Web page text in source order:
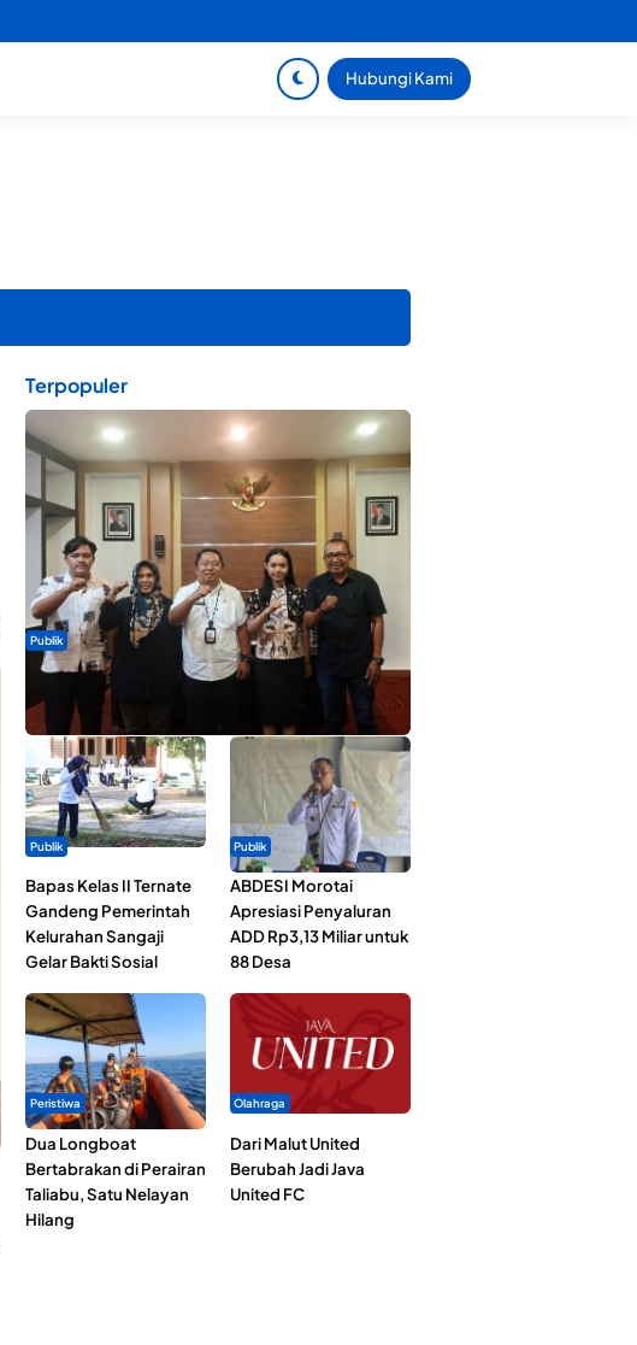
Hubungi Kami
Terpopuler
Publik
Dua Talenta Muda Ternate Wakili Maluku Utara di
Gita Bahana Nusantara 2026
Publik
Bapas Kelas II Ternate
Gandeng Pemerintah
Kelurahan Sangaji
Gelar Bakti Sosial
Publik
ABDESI Morotai
Apresiasi Penyaluran
ADD Rp3,13 Miliar untuk
88 Desa
Peristiwa
Dua Longboat
Bertabrakan di Perairan
Taliabu, Satu Nelayan
Hilang
Olahraga
Dari Malut United
Berubah Jadi Java
United FC